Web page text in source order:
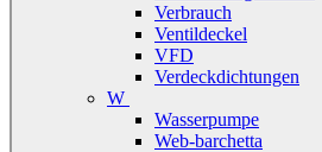
Verbrauch
Ventildeckel
VFD
Verdeckdichtungen
W
Wasserpumpe
Web-barchetta